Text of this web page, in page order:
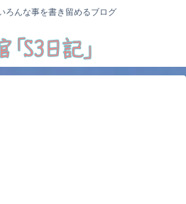
ろんな事を書き留めるブログ